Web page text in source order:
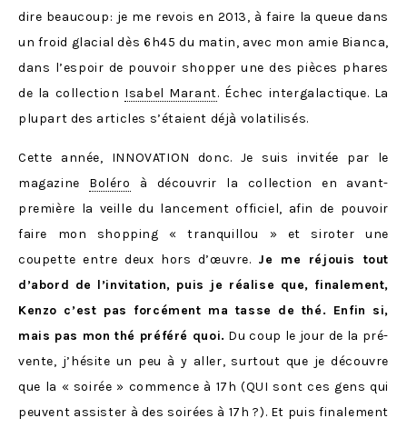
dire beaucoup: je me revois en 2013, à faire la queue dans
un froid glacial dès 6h45 du matin, avec mon amie Bianca,
dans l’espoir de pouvoir shopper une des pièces phares
de la collection Isabel Marant. Échec intergalactique. La
plupart des articles s’étaient déjà volatilisés.
Cette année, INNOVATION donc. Je suis invitée par le
magazine Boléro à découvrir la collection en avant-
première la veille du lancement officiel, afin de pouvoir
faire mon shopping « tranquillou » et siroter une
coupette entre deux hors d’œuvre. Je me réjouis tout
d’abord de l’invitation, puis je réalise que, finalement,
Kenzo c’est pas forcément ma tasse de thé. Enfin si,
mais pas mon thé préféré quoi. Du coup le jour de la pré-
vente, j’hésite un peu à y aller, surtout que je découvre
que la « soirée » commence à 17h (QUI sont ces gens qui
peuvent assister à des soirées à 17h ?). Et puis finalement